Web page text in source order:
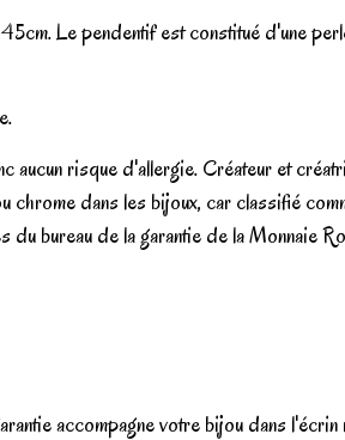
Le pendentif est constitué d'une
aucun risque d'allergie. Créateur et
dans les bijoux, car classifié
bureau de la garantie de la Monnaie
accompagne votre bijou dans